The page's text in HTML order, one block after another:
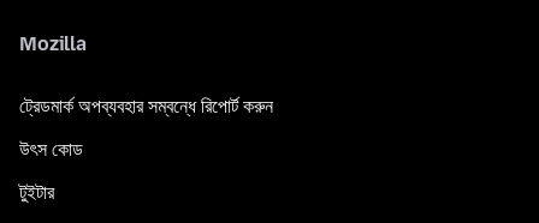
Mozilla
ট্রেডমার্ক অপব্যবহার সম্বন্ধে রিপোর্ট করুন
উৎস কোড
টুইটার